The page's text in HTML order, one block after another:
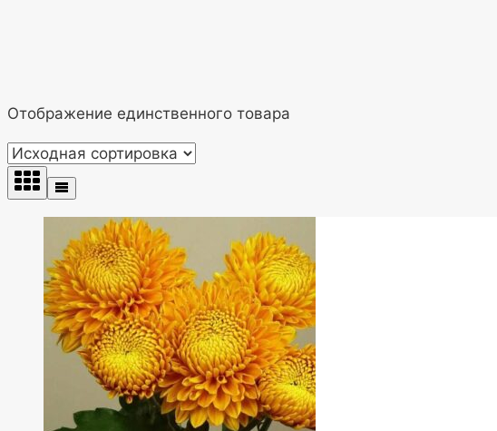
Отображение единственного товара